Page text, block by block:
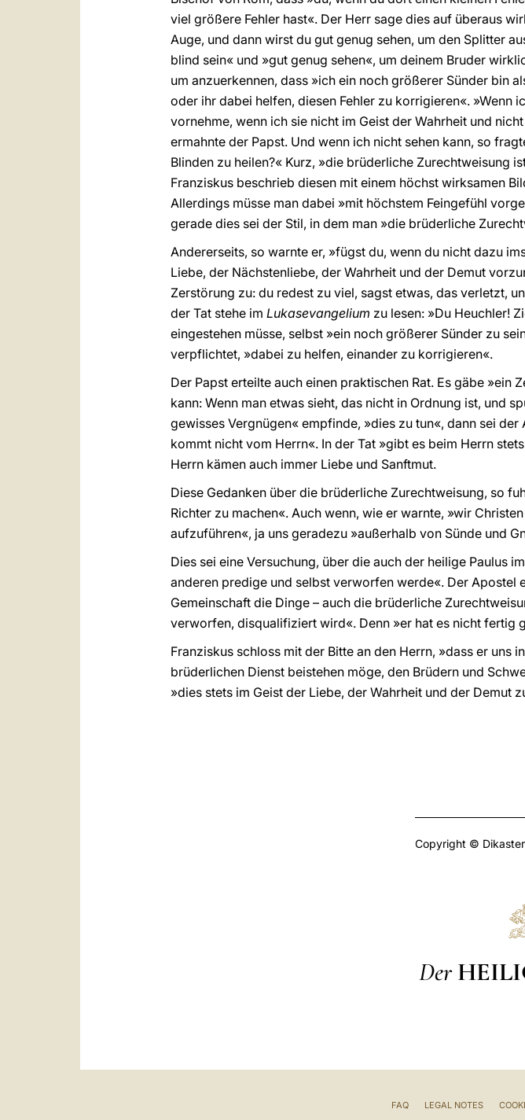
viel größere Fehler hast«. Der Herr sage dies auf überaus
Auge, und dann wirst du gut genug sehen, um den Splitter
blind sein« und »gut genug sehen«, um deinem Bruder
um anzuerkennen, dass »ich ein noch größerer Sünder bin
oder ihr dabei helfen, diesen Fehler zu korrigieren«. »Wenn
vornehme, wenn ich sie nicht im Geist der Wahrheit und
ermahnte der Papst. Und wenn ich nicht sehen kann, so
Blinden zu heilen?« Kurz, »die brüderliche Zurechtweisung
Franziskus beschrieb diesen mit einem höchst wirksamen
Allerdings müsse man dabei »mit höchstem Feingefühl
gerade dies sei der Stil, in dem man »die brüderliche
Andererseits, so warnte er, »fügst du, wenn du nicht dazu
Liebe, der Nächstenliebe, der Wahrheit und der Demut
Zerstörung zu: du redest zu viel, sagst etwas, das verletzt,
der Tat stehe im Lukasevangelium zu lesen: »Du Heuchler!
eingestehen müsse, selbst »ein noch größerer Sünder zu
verpflichtet, »dabei zu helfen, einander zu korrigieren«.
Der Papst erteilte auch einen praktischen Rat. Es gäbe »ein
kann: Wenn man etwas sieht, das nicht in Ordnung ist, und
gewisses Vergnügen« empfinde, »dies zu tun«, dann sei
kommt nicht vom Herrn«. In der Tat »gibt es beim Herrn
Herrn kämen auch immer Liebe und Sanftmut.
Diese Gedanken über die brüderliche Zurechtweisung, so
Richter zu machen«. Auch wenn, wie er warnte, »wir
aufzuführen«, ja uns geradezu »außerhalb von Sünde und
Dies sei eine Versuchung, über die auch der heilige Paulus im
anderen predige und selbst verworfen werde«. Der Apostel
Gemeinschaft die Dinge – auch die brüderliche
verworfen, disqualifiziert wird«. Denn »er hat es nicht fertig
Franziskus schloss mit der Bitte an den Herrn, »dass er uns
brüderlichen Dienst beistehen möge, den Brüdern und
»dies stets im Geist der Liebe, der Wahrheit und der Demut
Copyright ©
Der
FAQ LEGAL NOTES